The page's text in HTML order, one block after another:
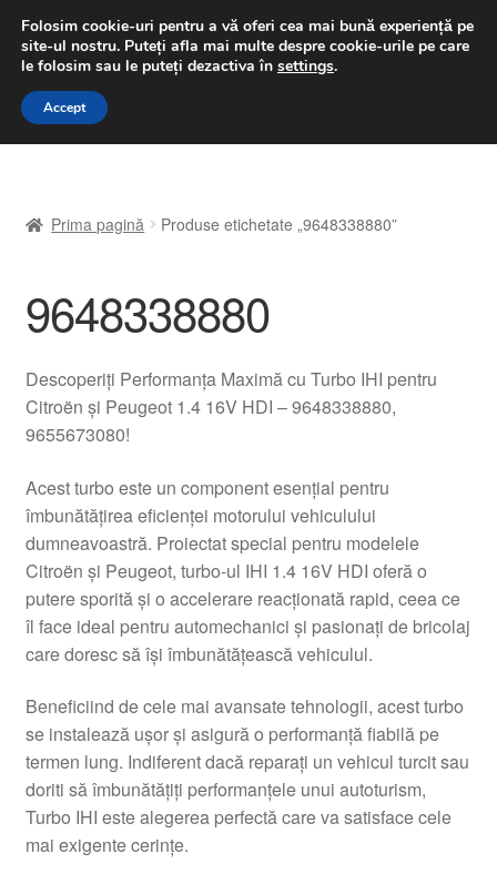
LIVRARE de la 33 lei
luni-vineri 9 a.m. - 4 p.m.031 229 6816
Sari
Sari
A lua legatura
Contul meu
Despre noi
Finalizare comandă
Livrare
Livrare în toată lumea
Plângere
Plățile
Politică de confidențialitate
Procedura de reclamație
Prima pagină Produse etichetate „9648338880”
9648338880
Descoperiți Performanța Maximă cu Turbo IHI pentru
Citroën și Peugeot 1.4 16V HDI – 9648338880,
9655673080!
Acest turbo este un component esențial pentru
îmbunătățirea eficienței motorului vehiculului
dumneavoastră. Proiectat special pentru modelele
Citroën și Peugeot, turbo-ul IHI 1.4 16V HDI oferă o
putere sporită și o accelerare reacționată rapid, ceea ce
îl face ideal pentru automechanici și pasionați de bricolaj
care doresc să își îmbunătățească vehiculul.
Beneficiind de cele mai avansate tehnologii, acest turbo
se instalează ușor și asigură o performanță fiabilă pe
termen lung. Indiferent dacă reparați un vehicul turcit sau
doriti să îmbunătățiți performanțele unui autoturism,
Turbo IHI este alegerea perfectă care va satisface cele
mai exigente cerințe.
Folosim cookie-uri pentru a vă oferi cea mai bună experiență pe
site-ul nostru. Puteți afla mai multe despre cookie-urile pe care
le folosim sau le puteți dezactiva în settings.
Accept